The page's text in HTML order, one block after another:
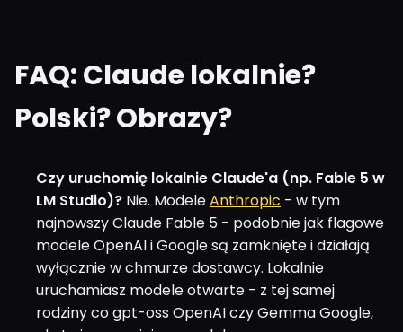
FAQ: Claude lokalnie?
Polski? Obrazy?
Czy uruchomię lokalnie Claude'a (np. Fable 5 w
LM Studio)? Nie. ModeleAnthropic - w tym
najnowszy Claude Fable 5 - podobnie jak flagowe
modele OpenAI i Google są zamknięte i działają
wyłącznie w chmurze dostawcy. Lokalnie
uruchamiasz modele otwarte - z tej samej
rodziny co gpt-oss OpenAI czy Gemma Google,